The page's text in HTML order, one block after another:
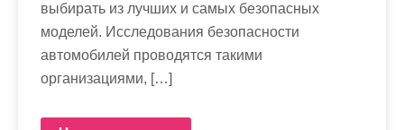
выбирать из лучших и самых безопасных
моделей. Исследования безопасности
автомобилей проводятся такими
организациями, […]